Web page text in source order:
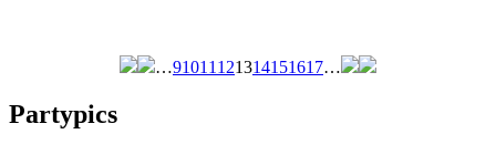
…91011 121314151617…
Partypics